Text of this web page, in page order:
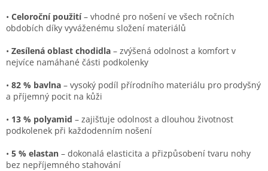
• Celoroční použití– vhodné pro nošení ve všech ročních
obdobích díky vyváženému složení materiálů
• Zesílená oblast chodidla – zvýšená odolnost a komfort v
nejvíce namáhané části podkolenky
• 82 % bavlna – vysoký podíl přírodního materiálu pro prodyšný
a příjemný pocit na kůži
• 13 % polyamid – zajišťuje odolnost a dlouhou životnost
podkolenek při každodenním nošení
• 5 % elastan – dokonalá elasticita a přizpůsobení tvaru nohy
bez nepříjemného stahování